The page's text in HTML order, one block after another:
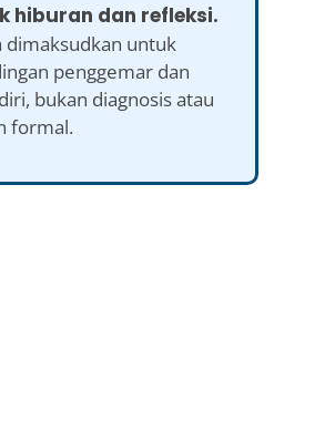
hiburan dan refleksi.
dimaksudkan untuk
penggemar dan
bukan diagnosis atau
formal.